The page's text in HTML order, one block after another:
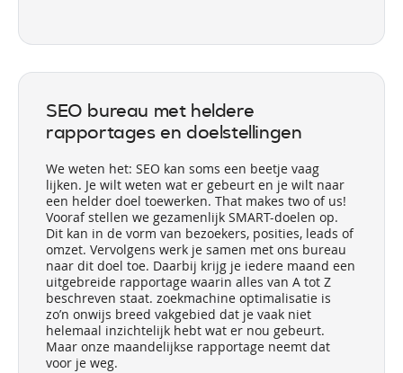
SEO bureau met heldere
rapportages en doelstellingen
We weten het: SEO kan soms een beetje vaag
lijken. Je wilt weten wat er gebeurt en je wilt naar
een helder doel toewerken. That makes two of us!
Vooraf stellen we gezamenlijk SMART-doelen op.
Dit kan in de vorm van bezoekers, posities, leads of
omzet. Vervolgens werk je samen met ons bureau
naar dit doel toe. Daarbij krijg je iedere maand een
uitgebreide rapportage waarin alles van A tot Z
beschreven staat. zoekmachine optimalisatie is
zo’n onwijs breed vakgebied dat je vaak niet
helemaal inzichtelijk hebt wat er nou gebeurt.
Maar onze maandelijkse rapportage neemt dat
voor je weg.